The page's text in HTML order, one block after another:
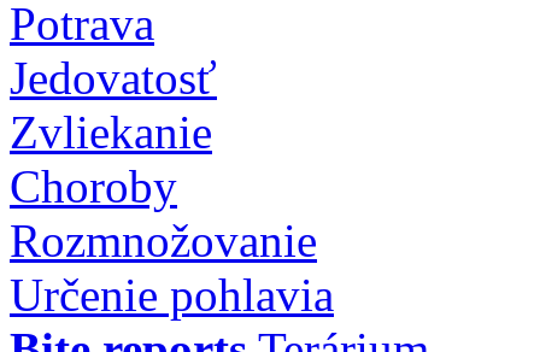
Potrava
Jedovatosť
Zvliekanie
Choroby
Rozmnožovanie
Určenie pohlavia